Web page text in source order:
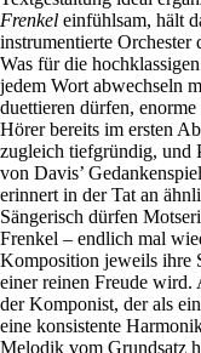
Frenkel einfühlsam, hält
instrumentierte Orchester
Was für die
jedem Wort abwechseln
duettieren dürfen,
Hörer bereits im ersten
zugleich tiefgründig, und
von Davis’
erinnert in der Tat an
Sängerisch dürfen
Frenkel ‒ endlich mal
Komposition jeweils ihre
einer reinen Freude wird.
der Komponist, der als
eine konsistente
Melodik vom Grundsatz